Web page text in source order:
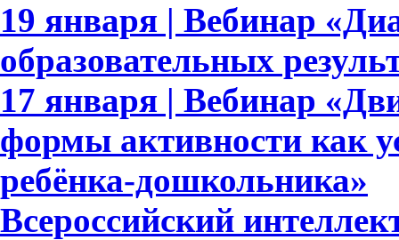
19 января | Вебинар
образовательных
17 января | Вебинар
формы активности как
ребёнка-дошкольника»
Всероссийский